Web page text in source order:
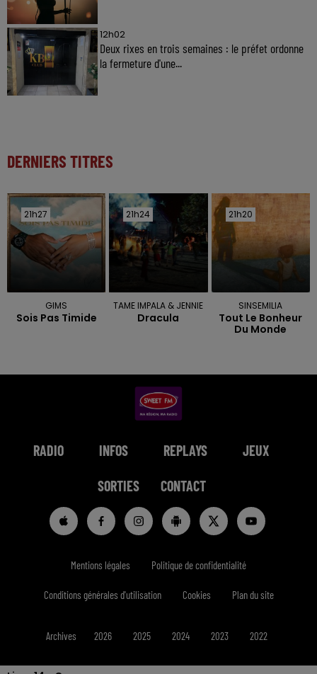
12h02
Deux rixes en trois semaines : le préfet ordonne
la fermeture d'une...
DERNIERS TITRES
21h27
21h27
GIMS
Sois Pas Timide
21h24
21h24
TAME IMPALA & JENNIE
Dracula
21h20
21h20
SINSEMILIA
Tout Le Bonheur
Du Monde
RADIO INFOS REPLAYS JEUX
SORTIES CONTACT
Mentions légales Politique de confidentialité
Conditions générales d'utilisation Cookies Plan du site
Archives 2026 2025 2024 2023 2022